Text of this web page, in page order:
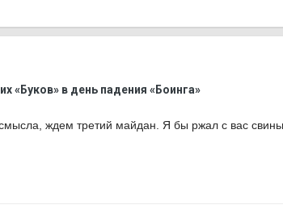
«Буков» в день падения «Боинга»
ждем третий майдан. Я бы ржал с вас